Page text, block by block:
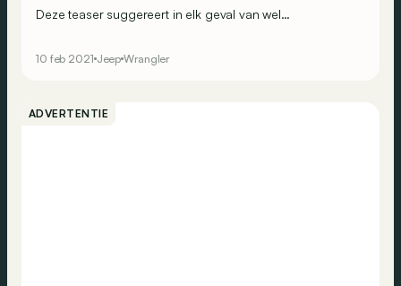
Deze teaser suggereert in elk geval van wel…
10 feb 2021 Jeep Wrangler
ADVERTENTIE